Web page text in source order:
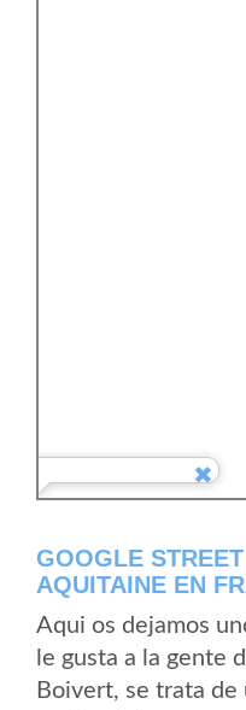
GOOGLE
AQUITAINE EN
Aqui os dejamos
le gusta a la gente
Boivert, se trata de